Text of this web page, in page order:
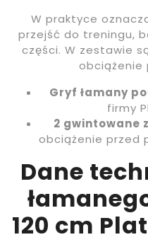
W praktyce
przejść do treningu,
części. W zestawie
obciążenie
Gryf łamany
firmy
2 gwintowane
obciążenie przed
Dane
120 cm